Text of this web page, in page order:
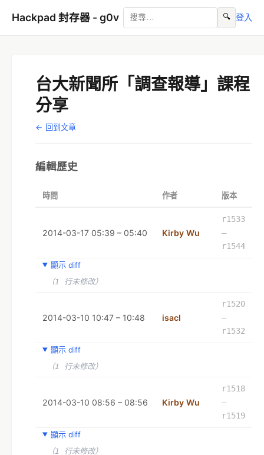
Hackpad 封存器 - g0v 🔍 登入
台大新聞所「調查報導」課程
分享
← 回到文章
編輯歷史
時間 作者 版本
2014-03-17 05:39 – 05:40 Kirby Wu
r1533
–
r1544
顯示 diff
（1 行未修改）
2014-03-10 10:47 – 10:48 isacl
r1520
–
r1532
顯示 diff
（1 行未修改）
2014-03-10 08:56 – 08:56 Kirby Wu
r1518
–
r1519
顯示 diff
（1 行未修改）